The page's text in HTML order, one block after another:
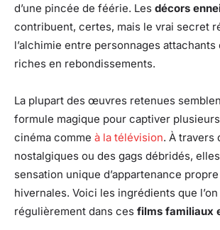
d’une pincée de féérie. Les décors
contribuent, certes, mais le vrai secret
l’alchimie entre personnages
riches en rebondissements.
La plupart des œuvres retenues
formule magique pour captiver
cinéma comme à la télévision. À travers
nostalgiques ou des gags débridés,
sensation unique d’appartenance
hivernales. Voici les ingrédients que
régulièrement dans ces films familiaux